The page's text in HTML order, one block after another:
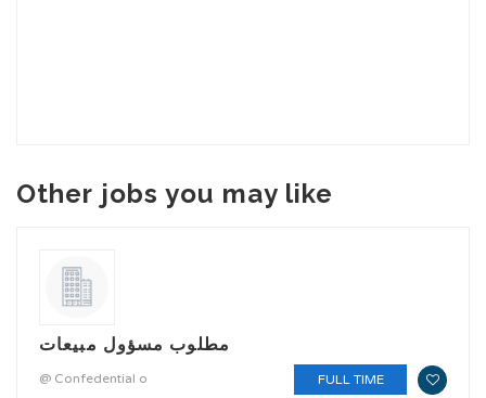
Other jobs you may like
مطلوب مسؤول مبيعات
@ Confedential o FULL TIME